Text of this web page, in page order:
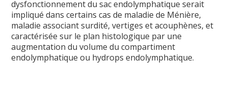
dysfonctionnement du sac endolymphatique serait
impliqué dans certains cas de maladie de Ménière,
maladie associant surdité, vertiges et acouphènes, et
caractérisée sur le plan histologique par une
augmentation du volume du compartiment
endolymphatique ou hydrops endolymphatique.